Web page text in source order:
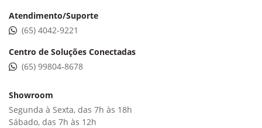
Atendimento/Suporte
(65) 4042-9221
Centro de Soluções Conectadas
(65) 99804-8678
Showroom
Segunda à Sexta, das 7h às 18h
Sábado, das 7h às 12h